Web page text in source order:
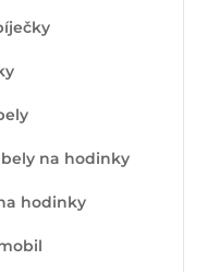
na hodinky
hodinky